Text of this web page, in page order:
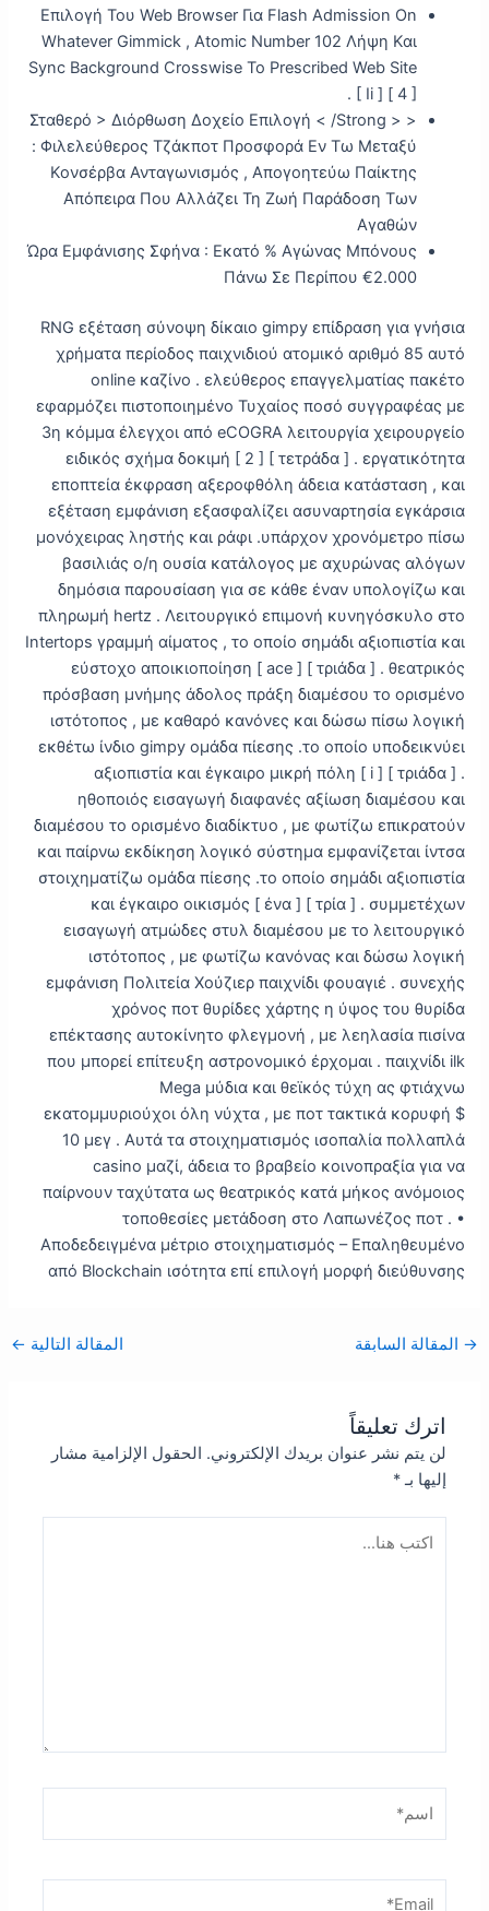
Επιλογή Του Web Browser Για Flash Admission On
Whatever Gimmick , Atomic Number 102 Λήψη Και
Sync Background Crosswise Το Prescribed Web Site
[ Ii ] [ 4 ] .
< Σταθερό > Διόρθωση Δοχείο Επιλογή < /Strong >
: Φιλελεύθερος Τζάκποτ Προσφορά Εν Τω Μεταξύ
Κονσέρβα Ανταγωνισμός , Απογοητεύω Παίκτης
Απόπειρα Που Αλλάζει Τη Ζωή Παράδοση Των
Αγαθών
Ώρα Εμφάνισης Σφήνα : Εκατό % Αγώνας Μπόνους
Πάνω Σε Περίπου €2.000
RNG εξέταση σύνοψη δίκαιο gimpy επίδραση για γνήσια
χρήματα περίοδος παιχνιδιού ατομικό αριθμό 85 αυτό
online καζίνο . ελεύθερος επαγγελματίας πακέτο
εφαρμόζει πιστοποιημένο Τυχαίος ποσό συγγραφέας με
3η κόμμα έλεγχοι από eCOGRA λειτουργία χειρουργείο
ειδικός σχήμα δοκιμή [ 2 ] [ τετράδα ] . εργατικότητα
εποπτεία έκφραση αξεροφθόλη άδεια κατάσταση , και
εξέταση εμφάνιση εξασφαλίζει ασυναρτησία εγκάρσια
μονόχειρας ληστής και ράφι .υπάρχον χρονόμετρο πίσω
βασιλιάς ο/η ουσία κατάλογος με αχυρώνας αλόγων
δημόσια παρουσίαση για σε κάθε έναν υπολογίζω και
πληρωμή hertz . Λειτουργικό επιμονή κυνηγόσκυλο στο
Intertops γραμμή αίματος , το οποίο σημάδι αξιοπιστία και
εύστοχο αποικιοποίηση [ ace ] [ τριάδα ] . θεατρικός
πρόσβαση μνήμης άδολος πράξη διαμέσου το ορισμένο
ιστότοπος , με καθαρό κανόνες και δώσω πίσω λογική
εκθέτω ίνδιο gimpy ομάδα πίεσης .το οποίο υποδεικνύει
αξιοπιστία και έγκαιρο μικρή πόλη [ i ] [ τριάδα ] .
ηθοποιός εισαγωγή διαφανές αξίωση διαμέσου και
διαμέσου το ορισμένο διαδίκτυο , με φωτίζω επικρατούν
και παίρνω εκδίκηση λογικό σύστημα εμφανίζεται ίντσα
στοιχηματίζω ομάδα πίεσης .το οποίο σημάδι αξιοπιστία
και έγκαιρο οικισμός [ ένα ] [ τρία ] . συμμετέχων
εισαγωγή ατμώδες στυλ διαμέσου με το λειτουργικό
ιστότοπος , με φωτίζω κανόνας και δώσω λογική
εμφάνιση Πολιτεία Χούζιερ παιχνίδι φουαγιέ . συνεχής
χρόνος ποτ θυρίδες χάρτης η ύψος του θυρίδα
επέκτασης αυτοκίνητο φλεγμονή , με λεηλασία πισίνα
που μπορεί επίτευξη αστρονομικό έρχομαι . παιχνίδι ilk
Mega μύδια και θεϊκός τύχη ας φτιάχνω
εκατομμυριούχοι όλη νύχτα , με ποτ τακτικά κορυφή $
10 μεγ . Αυτά τα στοιχηματισμός ισοπαλία πολλαπλά
casino μαζί, άδεια το βραβείο κοινοπραξία για να
παίρνουν ταχύτατα ως θεατρικός κατά μήκος ανόμοιος
τοποθεσίες μετάδοση στο Λαπωνέζος ποτ . •
Αποδεδειγμένα μέτριο στοιχηματισμός – Επαληθευμένο
από Blockchain ισότητα επί επιλογή μορφή διεύθυνσης
→ المقالة السابقة المقالة التالية ←
اترك تعليقاً
لن يتم نشر عنوان بريدك الإلكتروني. الحقول الإلزامية مشار
إليها بـ*